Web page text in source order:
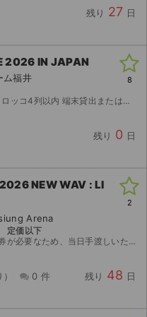
残り 27 日
2026 IN JAPAN
福井
お譲りも可能です 気になることがございましたらコメントお願いいたします
残り 0 日
8
NEW WAV : LI
Arena
定価以下
発券番号をお渡しし、ご自身で発券いただいても問題ございません。ご自身で発券する際...
0 件 残り 48 日
2